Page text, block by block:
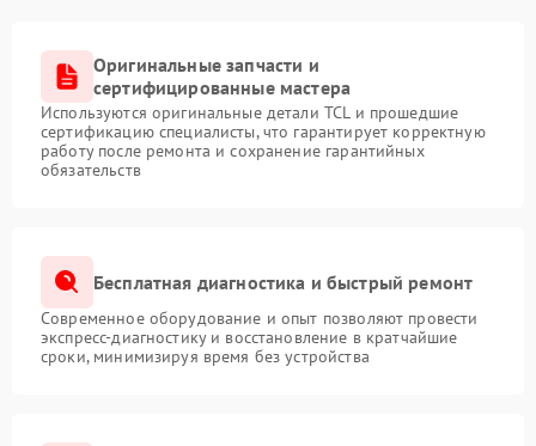
Оригинальные запчасти и
сертифицированные мастера
Используются оригинальные детали TCL и прошедшие
сертификацию специалисты, что гарантирует корректную
работу после ремонта и сохранение гарантийных
обязательств
Бесплатная диагностика и быстрый ремонт
Современное оборудование и опыт позволяют провести
экспресс-диагностику и восстановление в кратчайшие
сроки, минимизируя время без устройства